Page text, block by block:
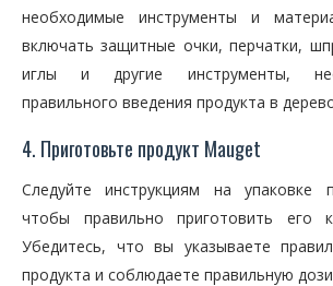
необходимые инструменты и
включать защитные очки, перчатки,
иглы и другие инструменты,
правильного введения продукта в
4. Приготовьте продукт Mauget
Следуйте инструкциям на упаковке
чтобы правильно приготовить его
Убедитесь, что вы указываете
продукта и соблюдаете правильную